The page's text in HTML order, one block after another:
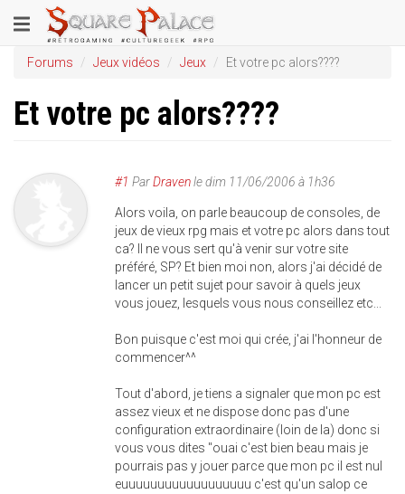
au
contenu
principal
Toggle
navigation
Forums Jeux vidéos Jeux Et votre pc alors????
Et votre pc alors????
#1 ParDravenledim 11/06/2006 à 1h36
Alors voila, on parle beaucoup de consoles, de
jeux de vieux rpg mais et votre pc alors dans tout
ca? Il ne vous sert qu'à venir sur votre site
préféré, SP? Et bien moi non, alors j'ai décidé de
lancer un petit sujet pour savoir à quels jeux
vous jouez, lesquels vous nous conseillez etc...
Bon puisque c'est moi qui crée, j'ai l'honneur de
commencer^^
Tout d'abord, je tiens a signaler que mon pc est
assez vieux et ne dispose donc pas d'une
configuration extraordinaire (loin de la) donc si
vous vous dites "ouai c'est bien beau mais je
pourrais pas y jouer parce que mon pc il est nul
euuuuuuuuuuuuuuuuuu c'est qu'un salop ce